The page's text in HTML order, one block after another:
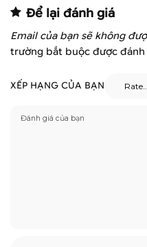
Để lại đánh giá
Email của bạn sẽ không
trường bắt buộc được đánh
XẾP HẠNG CỦA BẠN